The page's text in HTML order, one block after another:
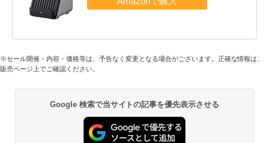
※セール開催・内容・価格等は、予告なく変更となる場合がございます。正確な情報は、
販売ページ上でご確認ください。
Google 検索で当サイトの記事を優先表示させる